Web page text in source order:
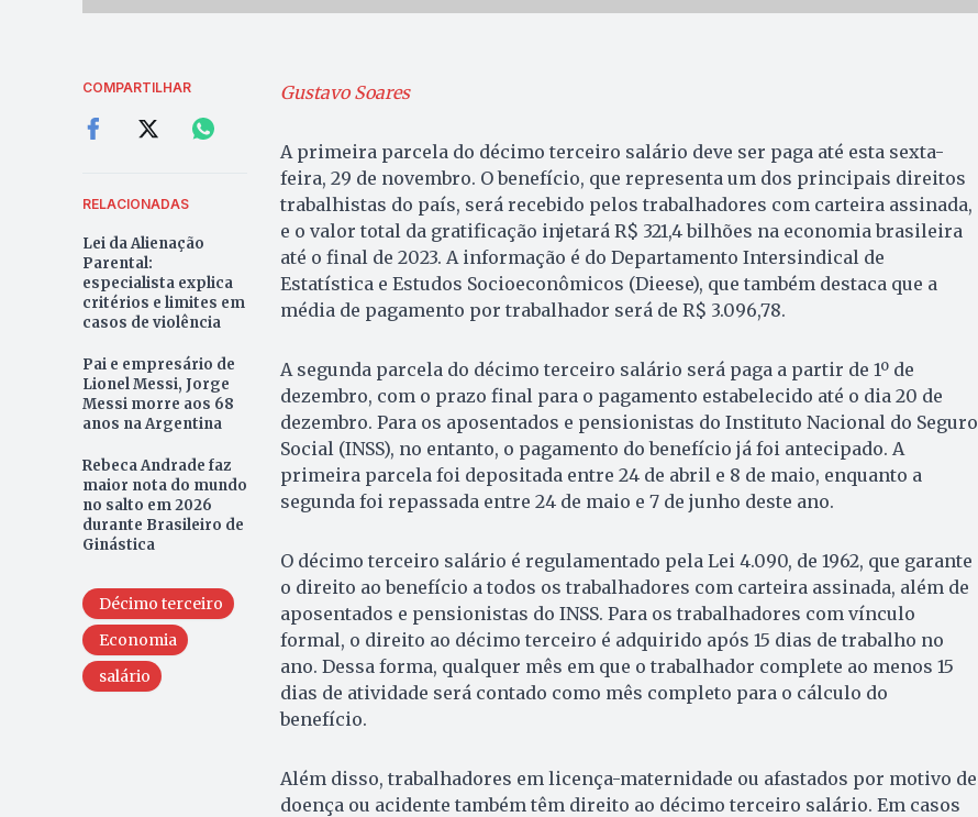
COMPARTILHAR
RELACIONADAS
Lei da Alienação
Parental:
especialista explica
critérios e limites em
casos de violência
Pai e empresário de
Lionel Messi, Jorge
Messi morre aos 68
anos na Argentina
Rebeca Andrade faz
maior nota do mundo
no salto em 2026
durante Brasileiro de
Ginástica
Décimo terceiro
Economia
salário
Gustavo Soares
A primeira parcela do décimo terceiro salário deve ser paga até esta sexta-
feira, 29 de novembro. O benefício, que representa um dos principais direitos
trabalhistas do país, será recebido pelos trabalhadores com carteira assinada,
e o valor total da gratificação injetará R$ 321,4 bilhões na economia brasileira
até o final de 2023. A informação é do Departamento Intersindical de
Estatística e Estudos Socioeconômicos (Dieese), que também destaca que a
média de pagamento por trabalhador será de R$ 3.096,78.
A segunda parcela do décimo terceiro salário será paga a partir de 1º de
dezembro, com o prazo final para o pagamento estabelecido até o dia 20 de
dezembro. Para os aposentados e pensionistas do Instituto Nacional do Seguro
Social (INSS), no entanto, o pagamento do benefício já foi antecipado. A
primeira parcela foi depositada entre 24 de abril e 8 de maio, enquanto a
segunda foi repassada entre 24 de maio e 7 de junho deste ano.
O décimo terceiro salário é regulamentado pela Lei 4.090, de 1962, que garante
o direito ao benefício a todos os trabalhadores com carteira assinada, além de
aposentados e pensionistas do INSS. Para os trabalhadores com vínculo
formal, o direito ao décimo terceiro é adquirido após 15 dias de trabalho no
ano. Dessa forma, qualquer mês em que o trabalhador complete ao menos 15
dias de atividade será contado como mês completo para o cálculo do
benefício.
Além disso, trabalhadores em licença-maternidade ou afastados por motivo de
doença ou acidente também têm direito ao décimo terceiro salário. Em casos